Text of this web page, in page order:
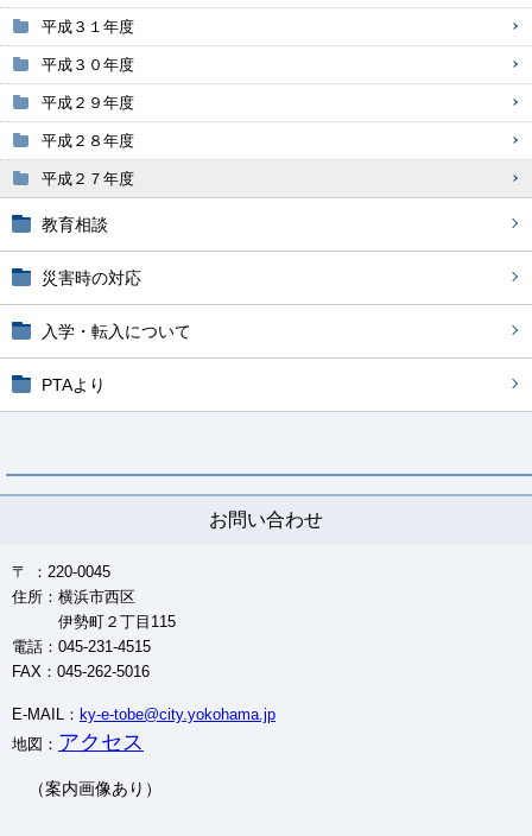
平成３１年度
平成３０年度
平成２９年度
平成２８年度
平成２７年度
教育相談
災害時の対応
入学・転入について
PTAより
お問い合わせ
〒 ：220-0045
住所：横浜市西区
伊勢町２丁目115
電話：045-231-4515
FAX：045-262-5016
E-MAIL： ky-e-tobe@city.yokohama.jp
地図： アクセス
（案内画像あり）